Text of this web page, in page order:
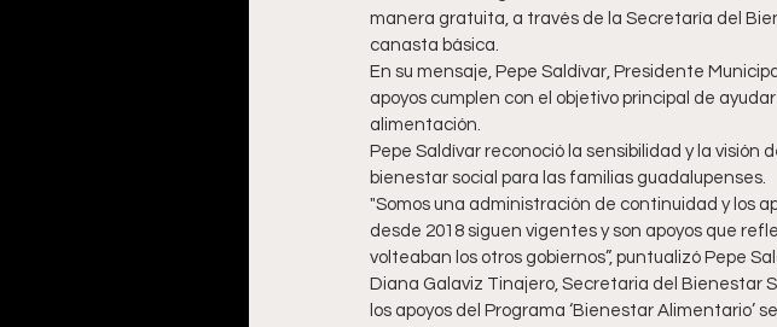
manera gratuita, a través de la Secretaría del
canasta básica.
En su mensaje, Pepe Saldívar, Presidente
apoyos cumplen con el objetivo principal de
alimentación.
Pepe Saldívar reconoció la sensibilidad y la
bienestar social para las familias guadalupenses.
"Somos una administración de continuidad y los
desde 2018 siguen vigentes y son apoyos que
volteaban los otros gobiernos”, puntualizó Pepe
Diana Galaviz Tinajero, Secretaria del Bienestar
los apoyos del Programa ‘Bienestar